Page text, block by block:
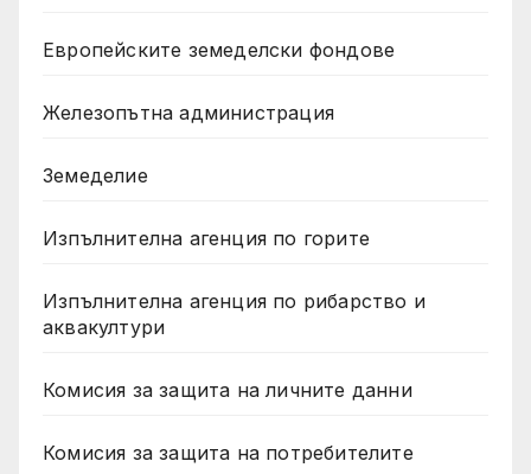
Европейските земеделски фондове
Железопътна администрация
Земеделие
Изпълнителна агенция по горите
Изпълнителна агенция по рибарство и
аквакултури
Комисия за защита на личните данни
Комисия за защита на потребителите